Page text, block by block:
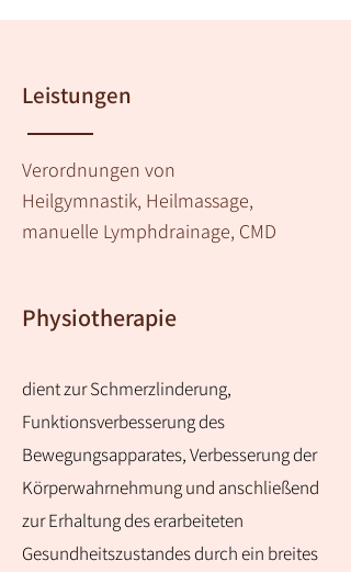
Leistungen
Verordnungen von
Heilgymnastik, Heilmassage,
manuelle Lymphdrainage, CMD
Physiotherapie
dient zur Schmerzlinderung,
Funktionsverbesserung des
Bewegungsapparates, Verbesserung der
Körperwahrnehmung und anschließend
zur Erhaltung des erarbeiteten
Gesundheitszustandes durch ein breites